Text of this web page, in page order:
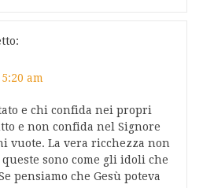
am
e chi confida nei propri
e non confida nel Signore
vuote. La vera ricchezza non
sono come gli idoli che
pensiamo che Gesù poteva